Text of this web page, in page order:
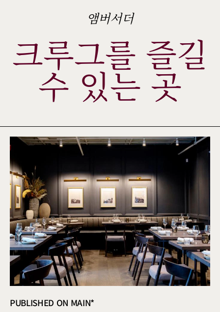
앰버서더
크루그를 즐길
수 있는 곳
PUBLISHED ON MAIN*